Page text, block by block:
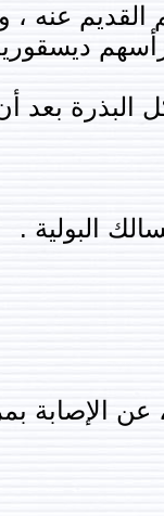
عنه
رأسهم
البذرة بعد
البولية .
، عن الإصابة